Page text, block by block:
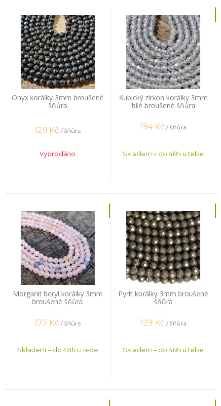
Onyx korálky 3mm broušené
šňůra
129 Kč / šňůra
Vyprodáno
Kubický zirkon korálky 3mm
bílé broušené šňůra
194 Kč / šňůra
Skladem – do 48h u tebe
Morganit beryl korálky 3mm
broušené šňůra
177 Kč / šňůra
Skladem – do 48h u tebe
Pyrit korálky 3mm broušené
šňůra
129 Kč / šňůra
Skladem – do 48h u tebe